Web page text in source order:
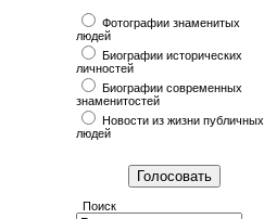
Фотографии знаменитых
людей
Биографии исторических
личностей
Биографии современных
знаменитостей
Новости из жизни публичных
людей
Поиск